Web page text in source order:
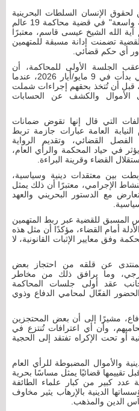
لحقوق الإنسان السلطات البحرينية
بارتكاب "خروقات قانونية وحقوقية واسعة" في قضية محاكمة 19 عالم
يتقدمهم آية الله الشيخ عيسى قاسم، معتبرًا
تضمنت إدانة مسبقة للمتهمين
أي حكم قضائي.
الجلسة الأولى للمحاكمة، أن
القضية تأتي امتدادًا للإجراءات التي بدأت في 9 مايو/أيار 2026، عندما
توقيف 41 شخصًا، قبل أن تُتخذ بحقهم إجراءات شملت
الأموال والكشف عن الحسابات
التي قال إنها تقوض ضمانات
النيابة العامة عبارات جازمة تربط
الفصل القضائي، وتقديم الرواية
في حياد المحكمة والرأي العام،
القضاء وقرينة البراءة.
بين معتقدات دينية وسياسية،
الإجرامي، معتبرًا أن ذلك يمثل
مع الدستور البحريني والعهد
المسبق للقضية عبر ربط المتهمين
أمام القضاء، مؤكدًا أن مثل هذه
وفق معايير الإثبات القانونية، لا
عن قلقه من احتجاز بعض
وما يرافق ذلك من مخاطر
عقد أولى جلسات المحاكمة
الفعّال لمحامي الدفاع وذوي
مشيرًا إلى أن بعض المحتجزين
وأن أي اعترافات تُنتزع في
أو تحت الإكراه تفتقد إلى الحجية
والأموال المضبوطة للرأي العام
تقييمها قضائيًا يمثل مساسًا بحرية
عدد كبير من كبار علماء الطائفة
الدينية بالإرهاب يثير مخاوف
الدين والمذهب.